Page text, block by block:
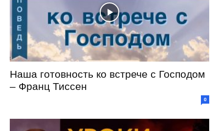
Наша готовность ко встрече с Господом
– Франц Тиссен
0